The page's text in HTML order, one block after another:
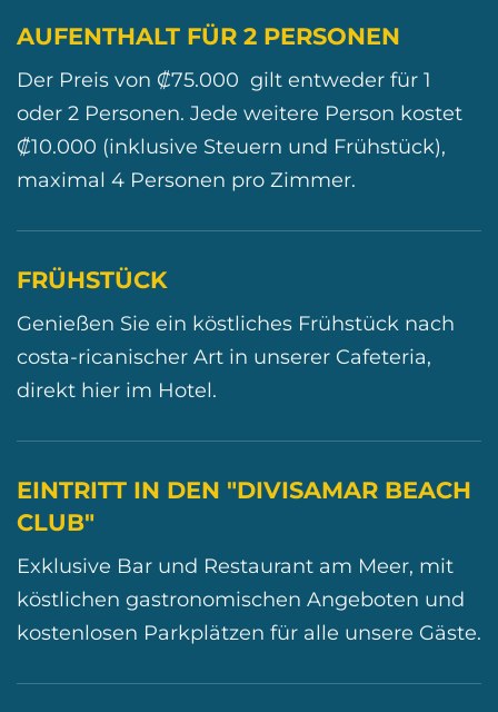
AUFENTHALT FÜR 2 PERSONEN
Der Preis von ₡75.000 gilt entweder für 1
oder 2 Personen. Jede weitere Person kostet
₡10.000 (inklusive Steuern und Frühstück),
maximal 4 Personen pro Zimmer.
FRÜHSTÜCK
Genießen Sie ein köstliches Frühstück nach
costa-ricanischer Art in unserer Cafeteria,
direkt hier im Hotel.
EINTRITT IN DEN "DIVISAMAR BEACH
CLUB"
Exklusive Bar und Restaurant am Meer, mit
köstlichen gastronomischen Angeboten und
kostenlosen Parkplätzen für alle unsere Gäste.